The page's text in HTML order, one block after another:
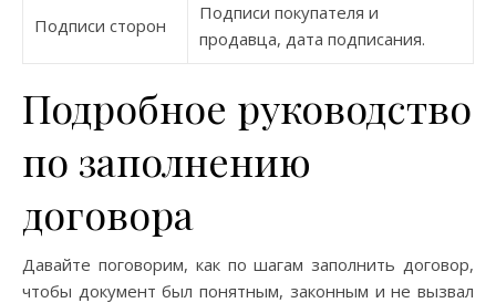
Подписи сторон
Подписи покупателя и
продавца, дата подписания.
Подробное руководство
по заполнению
договора
Давайте поговорим, как по шагам заполнить договор,
чтобы документ был понятным, законным и не вызвал